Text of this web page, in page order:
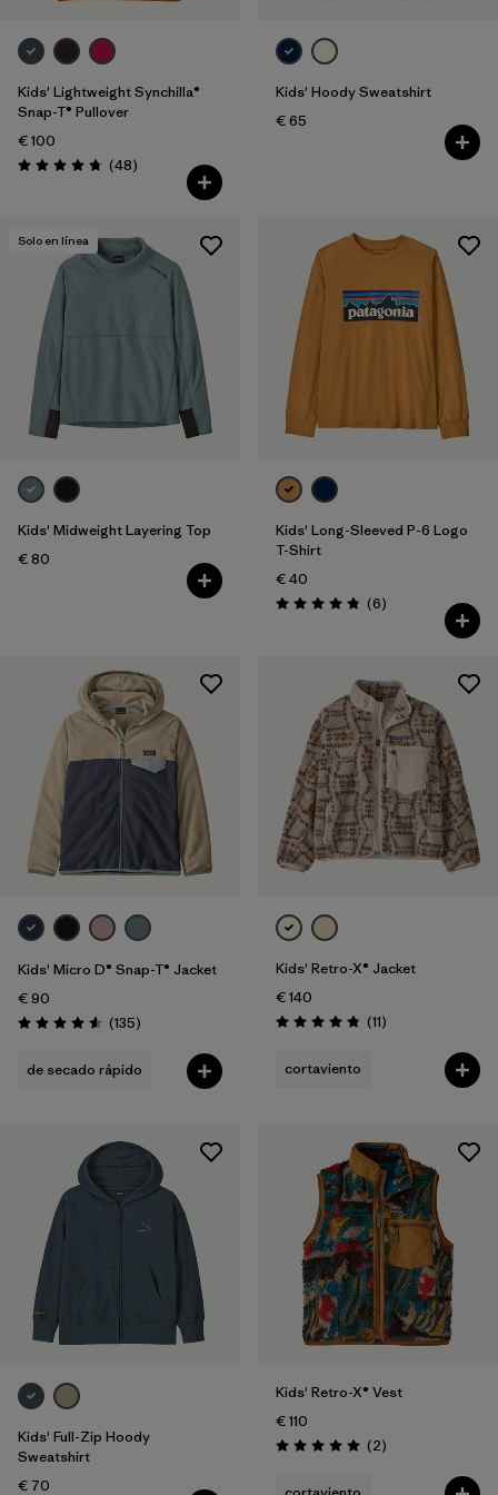
Kids' Lightweight Synchilla®
Snap-T® Pullover
€ 100
Puntuación: 4.8 / 5
(48Reseñas
)
Kids' Hoody Sweatshirt
€ 65
Solo en línea
Kids' Midweight Layering Top
€ 80
Kids' Long-Sleeved P-6 Logo
T-Shirt
€ 40
Puntuación: 4.8 / 5
(6Reseñas
)
Kids' Micro D® Snap-T® Jacket
€ 90
Puntuación: 4.6 / 5
(135Reseñas
)
de secado rápido
Kids' Retro-X® Jacket
€ 140
Puntuación: 4.8 / 5
(11Reseñas
)
cortaviento
Kids' Full-Zip Hoody
Sweatshirt
€ 70
Kids' Retro-X® Vest
€ 110
Puntuación: 5.0 / 5
(2Reseñas
)